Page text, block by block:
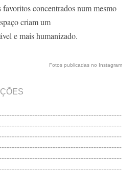
favoritos concentrados num mesmo
criam um
e mais humanizado.
Fotos publicadas no Instagram